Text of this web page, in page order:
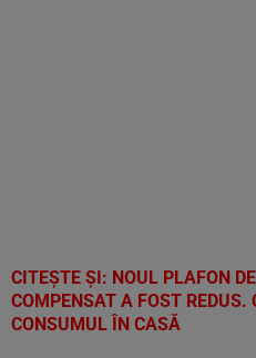
CITEȘTE ȘI: NOUL PLAFON
COMPENSAT A FOST
CONSUMUL ÎN CASĂ